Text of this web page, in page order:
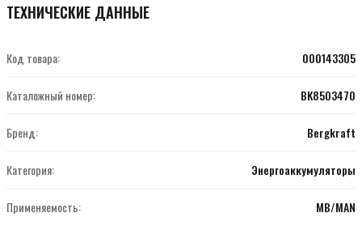
ТЕХНИЧЕСКИЕ ДАННЫЕ
Код товара: 000143305
Каталожный номер: BK8503470
Бренд: Bergkraft
Категория: Энергоаккумуляторы
Применяемость: MB/MAN